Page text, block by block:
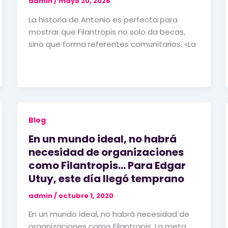
La historia de Antonio es perfecta para
mostrar que Filantropis no solo da becas,
sino que forma referentes comunitarios. «La
Blog
En un mundo ideal, no habrá
necesidad de organizaciones
como Filantropis… Para Edgar
Utuy, este día llegó temprano
admin/ octubre 1, 2020
En un mundo ideal, no habrá necesidad de